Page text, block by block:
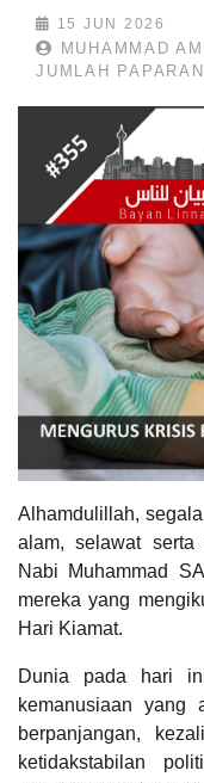
15 JUN 2026
MUHAMMAD
JUMLAH
Alhamdulillah,
alam, selawat
Nabi Muhammad
mereka yang
Hari Kiamat.
Dunia pada hari
kemanusiaan yang
berpanjangan,
ketidakstabilan